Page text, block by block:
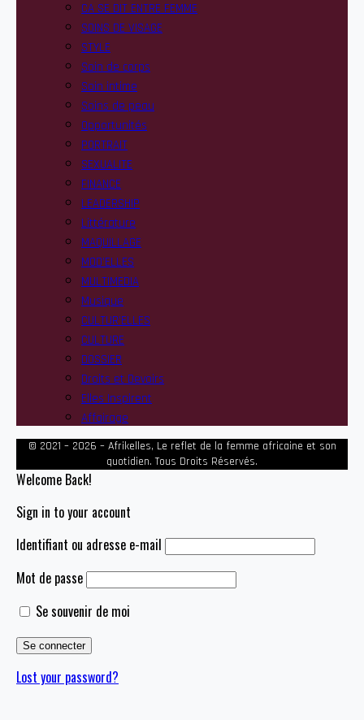
CA SE DIT ENTRE FEMME
SOINS DE VISAGE
STYLE
Soin de corps
Soin intime
Soins de peau
Opportunités
PORTRAIT
SEXUALITE
FINANCE
LEADERSHIP
Littérature
MAQUILLAGE
MOD’ELLES
MULTIMEDIA
Musique
CULTUR’ELLES
CULTURE
DOSSIER
Droits et Devoirs
Elles Inspirent
Affairage
© 2021 – 2026 – Afrikelles, Le reflet de la femme africaine et son
quotidien. Tous Droits Réservés.
Welcome Back!
Sign in to your account
Identifiant ou adresse e-mail
Mot de passe
Se souvenir de moi
Lost your password?